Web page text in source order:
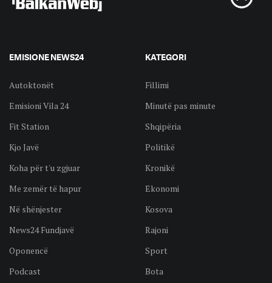
EMISIONE NEWS24
Autoktonët
Emisioni Vila 24
Fit Station
Kjo Javë
Koha për t'u zgjuar
Me zemër të hapur
Në shënjester
News24 Fundjavë
Oponencë
Podcast
KATEGORI
Fillimi
Minutë pas minute
Shqipëria
Politikë
Kronikë
Ekonomi
Kosova
Rajoni
Sport
Bota